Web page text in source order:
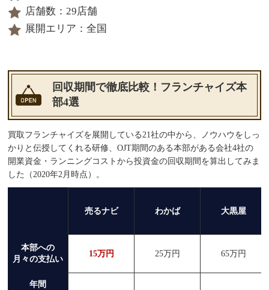
店舗数：29店舗
展開エリア：全国
回収期間で徹底比較！フランチャイズ本
部4選
買取フランチャイズを展開している21社の中から、ノウハウをしっ
かりと伝授してくれる研修、OJT期間のある本部がある会社4社の
開業資金・ランニングコストから投資金の回収期間を算出してみま
した（2020年2月時点）。
売るナビ わかば 大黒屋
本部への
月々の支払い
15万円 25万円 65万円
年間